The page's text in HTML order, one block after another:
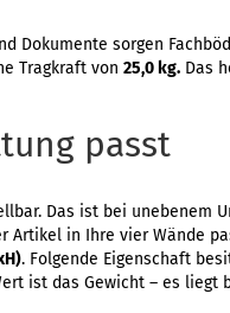
Dokumente sorgen
Tragkraft von 25,0 kg. Das
passt
Das ist bei unebenem
in Ihre vier Wände
. Folgende Eigenschaft
ist das Gewicht – es liegt